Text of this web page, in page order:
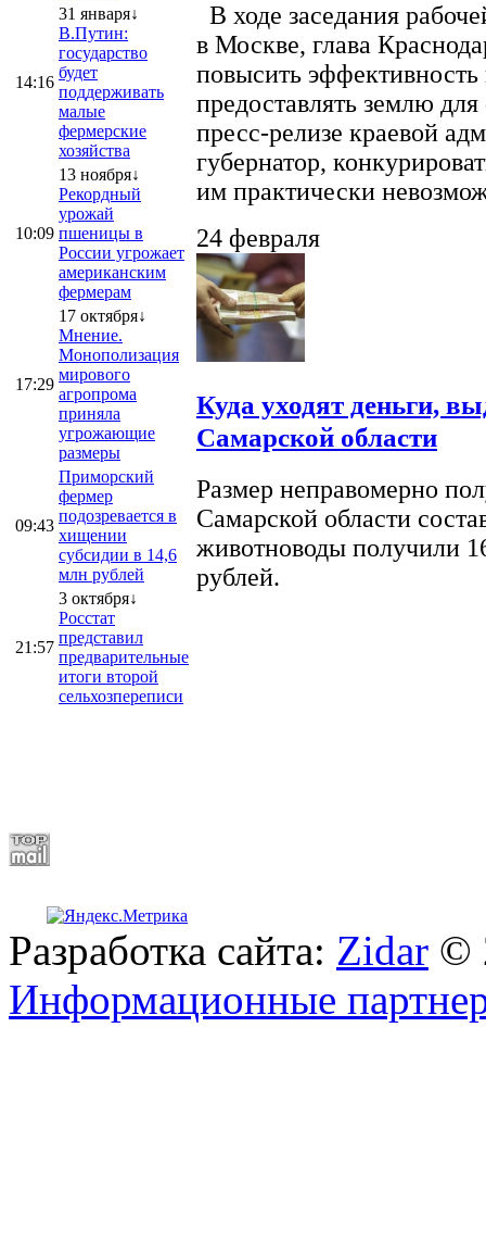
14:16
31 января↓
В.Путин:
государство
будет
поддерживать
малые
фермерские
хозяйства
10:09
13 ноября↓
Рекордный
урожай
пшеницы в
России угрожает
американским
фермерам
17:29
17 октября↓
Мнение.
Монополизация
мирового
агропрома
приняла
угрожающие
размеры
09:43
Приморский
фермер
подозревается в
хищении
субсидии в 14,6
млн рублей
21:57
3 октября↓
Росстат
представил
предварительные
итоги второй
сельхозпереписи
В ходе заседания
в Москве, глава
повысить эффективность
предоставлять землю
пресс-релизе краевой
губернатор,
им практически
24 февраля
Куда уходят деньги,
Самарской области
Размер неправомерно
Самарской области
животноводы получили
рублей.
Разработка сайта: Zidar ©
Информационные